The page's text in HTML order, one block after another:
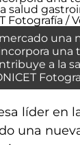
una
una
a la
líder en
una